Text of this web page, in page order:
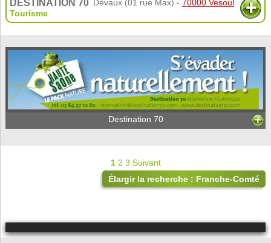
DESTINATION 70 Devaux (01 rue Max) -70000 Vesoul
Tourisme
Destination 70
1 2 3 Suivant
Élargir la recherche : Franche-Comté